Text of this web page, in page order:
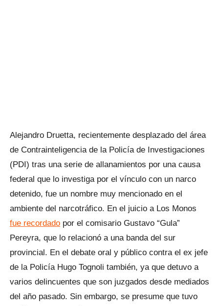
Alejandro Druetta, recientemente desplazado del área
de Contrainteligencia de la Policía de Investigaciones
(PDI) tras una serie de allanamientos por una causa
federal que lo investiga por el vínculo con un narco
detenido, fue un nombre muy mencionado en el
ambiente del narcotráfico. En el juicio a Los Monos
fue recordado por el comisario Gustavo “Gula”
Pereyra, que lo relacionó a una banda del sur
provincial. En el debate oral y público contra el ex jefe
de la Policía Hugo Tognoli también, ya que detuvo a
varios delincuentes que son juzgados desde mediados
del año pasado. Sin embargo, se presume que tuvo